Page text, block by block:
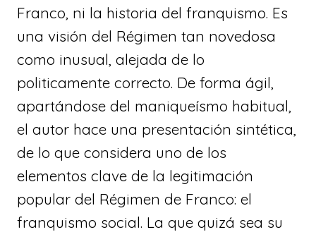
Franco, ni la historia del franquismo. Es
una visión del Régimen tan novedosa
como inusual, alejada de lo
politicamente correcto. De forma ágil,
apartándose del maniqueísmo habitual,
el autor hace una presentación sintética,
de lo que considera uno de los
elementos clave de la legitimación
popular del Régimen de Franco: el
franquismo social. La que quizá sea su